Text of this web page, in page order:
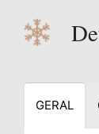
GERAL